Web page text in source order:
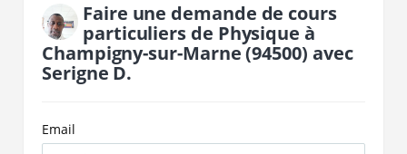
Faire une demande de cours
particuliers de Physique à
Champigny-sur-Marne(94500) avec
Serigne D.
Email